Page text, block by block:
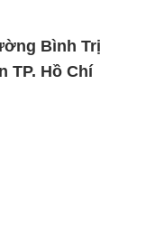
Bình Trị
TP. Hồ Chí